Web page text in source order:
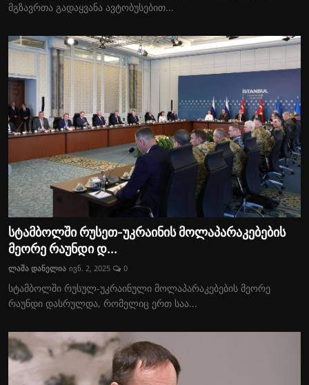
მგზავრთა გადაყვანა ავტობუსებით...
სტამბოლში რუსეთ-უკრაინის მოლაპარაკებების
მეორე რაუნდი დ...
ლაშა დანელია ივნ. 2, 2025 0
სტამბოლში რუსულ-უკრაინული მოლაპარაკებების მეორე
რაუნდი დასრულდა, რომელიც ერთ საა...